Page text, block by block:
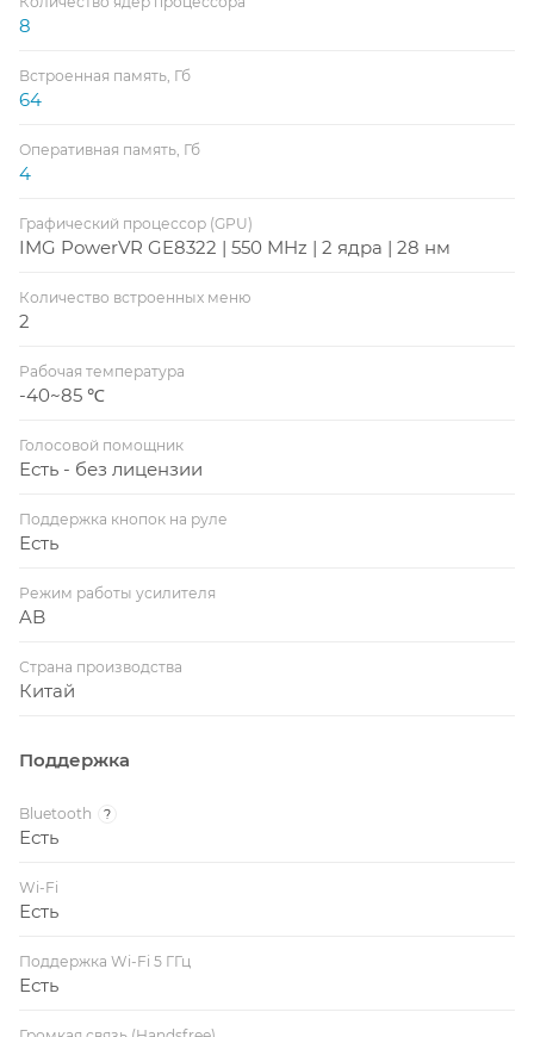
8
Встроенная память, Гб
64
Оперативная память, Гб
4
Графический процессор (GPU)
IMG PowerVR GE8322 | 550 MHz | 2 ядра | 28 нм
Количество встроенных меню
2
Рабочая температура
-40~85 ℃
Голосовой помощник
Есть - без лицензии
Поддержка кнопок на руле
Есть
Режим работы усилителя
AB
Страна производства
Китай
Поддержка
Bluetooth ?
Есть
Wi-Fi
Есть
Поддержка Wi-Fi 5 ГГц
Есть